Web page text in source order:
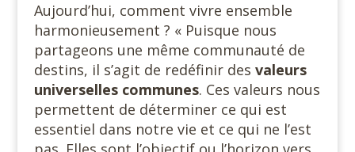
Aujourd’hui, comment vivre ensemble
harmonieusement ? « Puisque nous
partageons une même communauté de
destins, il s’agit de redéfinir des valeurs
universelles communes. Ces valeurs nous
permettent de déterminer ce qui est
essentiel dans notre vie et ce qui ne l’est